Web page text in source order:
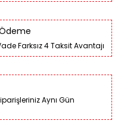
Farksız 4 Taksit Avantajı
Aynı Gün